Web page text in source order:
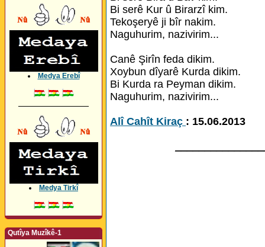
Medya Erebî
Medya Tirkî
Qutîya Muzîkê-1
Bi serê Kur û Birarzî kim.
Tekoşeryê ji bîr nakim.
Naguhurim, nazivirim...
Canê Şirîn feda dikim.
Xoybun dîyarê Kurda dikim.
Bi Kurda ra Peyman dikim.
Naguhurim, nazivirim...
Alî Cahît Kiraç : 15.06.2013